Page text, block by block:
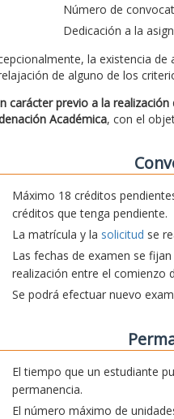
Número de
Dedicación a la
la existencia
de alguno de los
carácter previo a la
Académica, con el
Máximo 18 créditos
créditos que tenga pendiente.
La matrícula y la solicitud se
Las fechas de examen se fijan
realización entre el comienzo
Se podrá efectuar nuevo
El tiempo que un estudiante
permanencia.
El número máximo de